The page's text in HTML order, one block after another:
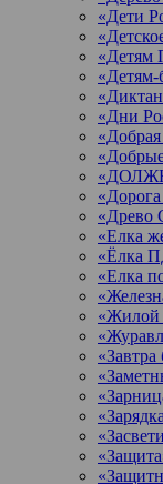
«Дети
«Детям
«Детям-
«Дни
«Добрая
«Древо
«Елка
«Ёлка
«Елка
«Жилой